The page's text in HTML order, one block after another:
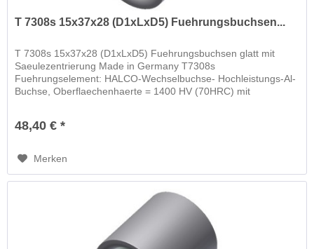
T 7308s 15x37x28 (D1xLxD5) Fuehrungsbuchsen...
T 7308s 15x37x28 (D1xLxD5) Fuehrungsbuchsen glatt mit
Saeulezentrierung Made in Germany T7308s
Fuehrungselement: HALCO-Wechselbuchse- Hochleistungs-Al-
Buchse, Oberflaechenhaerte = 1400 HV (70HRC) mit
48,40 € *
Merken